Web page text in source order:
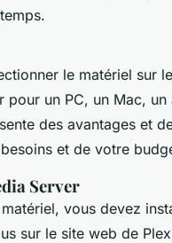
le matériel sur
pour un PC, un Mac,
des avantages et
et de votre
Server
vous devez
sur le site web de